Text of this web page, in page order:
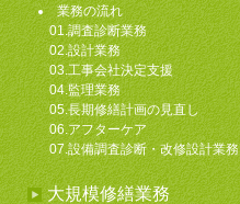
業務の流れ
01.調査診断業務
02.設計業務
03.工事会社決定支援
04.監理業務
05.長期修繕計画の見直し
06.アフターケア
07.設備調査診断・改修設計業務
大規模修繕業務